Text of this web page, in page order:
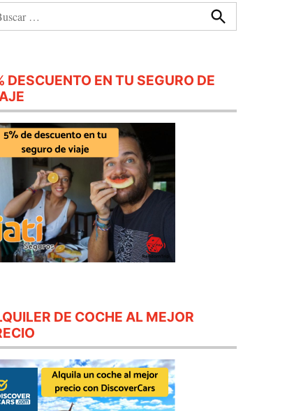
Buscar
DESCUENTO EN TU SEGURO DE
DE COCHE AL MEJOR